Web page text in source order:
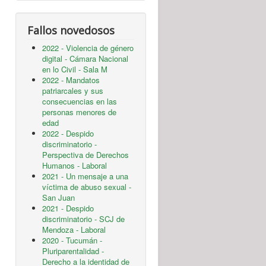
Fallos novedosos
2022 - Violencia de género
digital - Cámara Nacional
en lo Civil - Sala M
2022 - Mandatos
patriarcales y sus
consecuencias en las
personas menores de
edad
2022 - Despido
discriminatorio -
Perspectiva de Derechos
Humanos - Laboral
2021 - Un mensaje a una
víctima de abuso sexual -
San Juan
2021 - Despido
discriminatorio - SCJ de
Mendoza - Laboral
2020 - Tucumán -
Pluriparentalidad -
Derecho a la identidad de